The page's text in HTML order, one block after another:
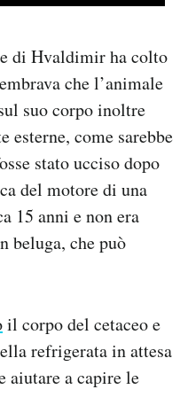
di Hvaldimir ha colto
che l’animale
suo corpo inoltre
esterne, come sarebbe
stato ucciso dopo
del motore di una
15 anni e non era
beluga, che può
il corpo del cetaceo e
refrigerata in attesa
aiutare a capire le